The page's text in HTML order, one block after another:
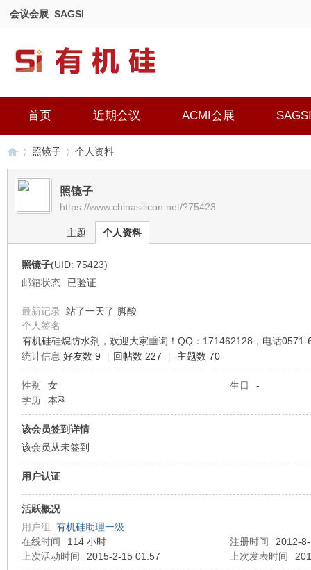
会议会展 SAGSI
首页 近期会议 ACMI会展 SAGSI
有›
照镜子
›
个人资料
照镜子
https://www.chinasilicon.net/?75423
主题 个人资料
照镜子(UID: 75423)
邮箱状态
已验证
最新记录 站了一天了 脚酸
个人签名
有机硅硅烷防水剂，欢迎大家垂询！QQ：171462128，电话0571-
统计信息 好友数 9 | 回帖数 227 | 主题数 70
性别 女 生日
-
学历
本科
该会员签到详情
该会员从未签到
用户认证
活跃概况
用户组 有机硅助理一级
在线时间
114 小时 注册时间
2012-
上次活动时间
2015-2-15 01:57 上次发表时间